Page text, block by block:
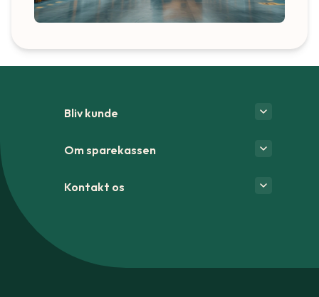
Bliv kunde
Om sparekassen
Kontakt os